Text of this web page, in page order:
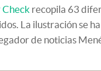
recopila 63
La ilustración se
de noticias